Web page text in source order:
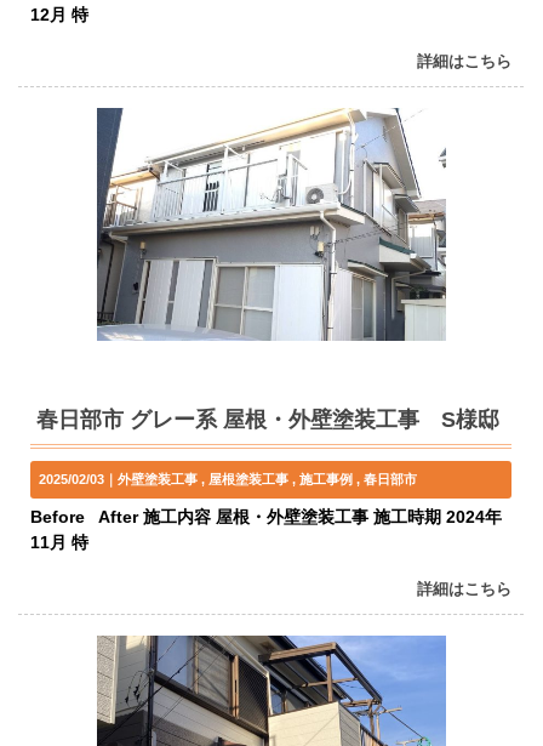
12月 特
詳細はこちら
春日部市 グレー系 屋根・外壁塗装工事 S様邸
2025/02/03｜外壁塗装工事 屋根塗装工事 施工事例 春日部市
Before After 施工内容 屋根・外壁塗装工事 施工時期 2024年
11月 特
詳細はこちら